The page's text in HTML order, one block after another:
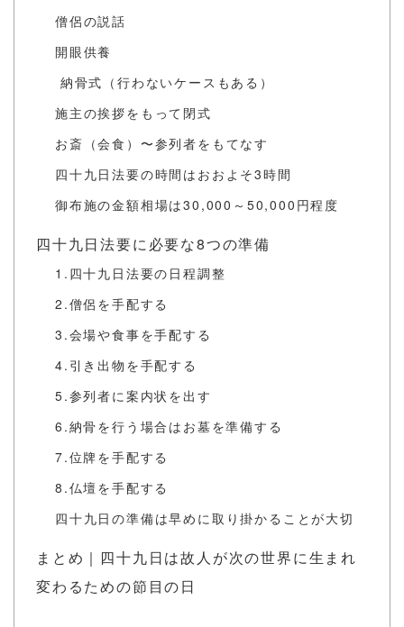
僧侶の説話
開眼供養
納骨式（行わないケースもある）
施主の挨拶をもって閉式
お斎（会食）〜参列者をもてなす
四十九日法要の時間はおおよそ3時間
御布施の金額相場は30,000～50,000円程度
四十九日法要に必要な8つの準備
1.四十九日法要の日程調整
2.僧侶を手配する
3.会場や食事を手配する
4.引き出物を手配する
5.参列者に案内状を出す
6.納骨を行う場合はお墓を準備する
7.位牌を手配する
8.仏壇を手配する
四十九日の準備は早めに取り掛かることが大切
まとめ｜四十九日は故人が次の世界に生まれ
変わるための節目の日